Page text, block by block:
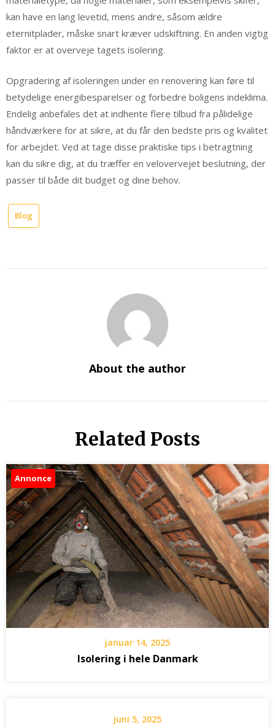
kan have en lang levetid, mens andre, såsom ældre
eternitplader, måske snart kræver udskiftning. En anden vigtig
faktor er at overveje tagets isolering.
Opgradering af isoleringen under en renovering kan føre til
betydelige energibesparelser og forbedre boligens indeklima.
Endelig anbefales det at indhente flere tilbud fra pålidelige
håndværkere for at sikre, at du får den bedste pris og kvalitet
for arbejdet. Ved at tage disse praktiske tips i betragtning
kan du sikre dig, at du træffer en velovervejet beslutning, der
passer til både dit budget og dine behov.
Blog
About the author
Related Posts
Annonce
januar 14, 2025
Isolering i hele Danmark
juni 5, 2025